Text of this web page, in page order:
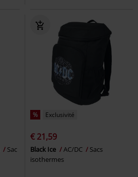
Sac
% Exclusivité
€ 21,59
Black Ice AC/DC
Sacs
isothermes